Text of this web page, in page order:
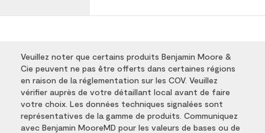
Veuillez noter que certains produits Benjamin Moore &
Cie peuvent ne pas être offerts dans certaines régions
en raison de la réglementation sur les COV. Veuillez
vérifier auprès de votre détaillant local avant de faire
votre choix. Les données techniques signalées sont
représentatives de la gamme de produits. Communiquez
avec Benjamin MooreMD pour les valeurs de bases ou de